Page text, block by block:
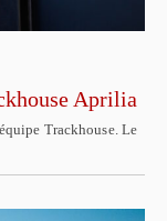
Aprilia
Trackhouse. Le